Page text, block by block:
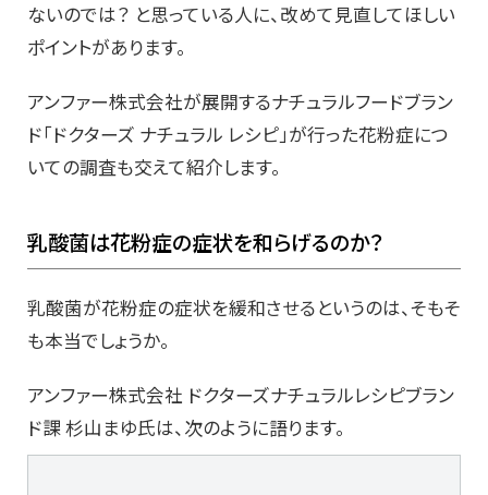
ないのでは？ と思っている人に、改めて見直してほしい
ポイントがあります。
アンファー株式会社が展開するナチュラルフードブラン
ド「ドクターズ ナチュラル レシピ」が行った花粉症につ
いての調査も交えて紹介します。
乳酸菌は花粉症の症状を和らげるのか？
乳酸菌が花粉症の症状を緩和させるというのは、そもそ
も本当でしょうか。
アンファー株式会社 ドクターズナチュラルレシピブラン
ド課 杉山まゆ氏は、次のように語ります。